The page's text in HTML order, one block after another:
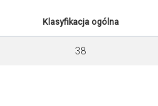
Klasyfikacja ogólna
38